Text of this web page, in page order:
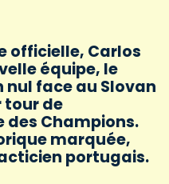
officielle, Carlos
équipe, le
face au Slovan
tour de
des Champions.
marquée,
portugais.